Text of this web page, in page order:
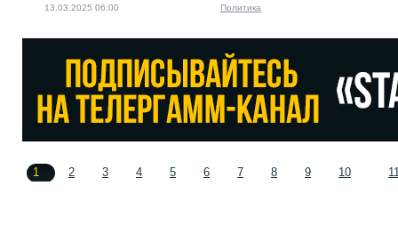
13.03.2025 06:00 Политика
1 2 3 4 5 6 7 8 9 10